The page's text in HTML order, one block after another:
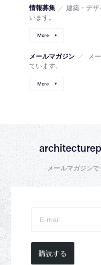
情報募集 ／ 建築・デ
います。
More
メールマガジン ／
メ
ています。
More
メールマガジン
購読する